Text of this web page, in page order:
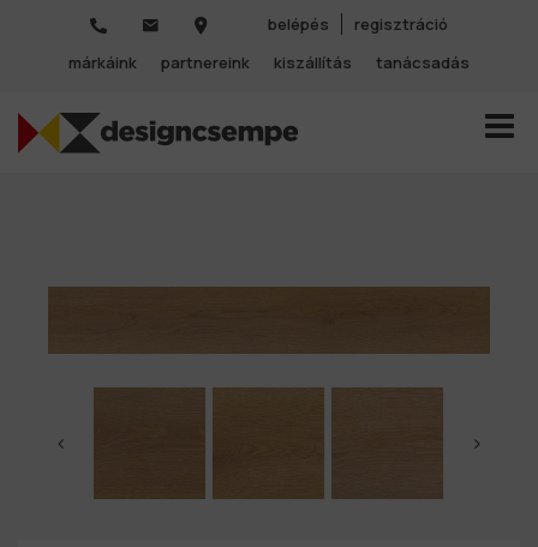
belépés
regisztráció
márkáink
partnereink kiszállítás tanácsadás